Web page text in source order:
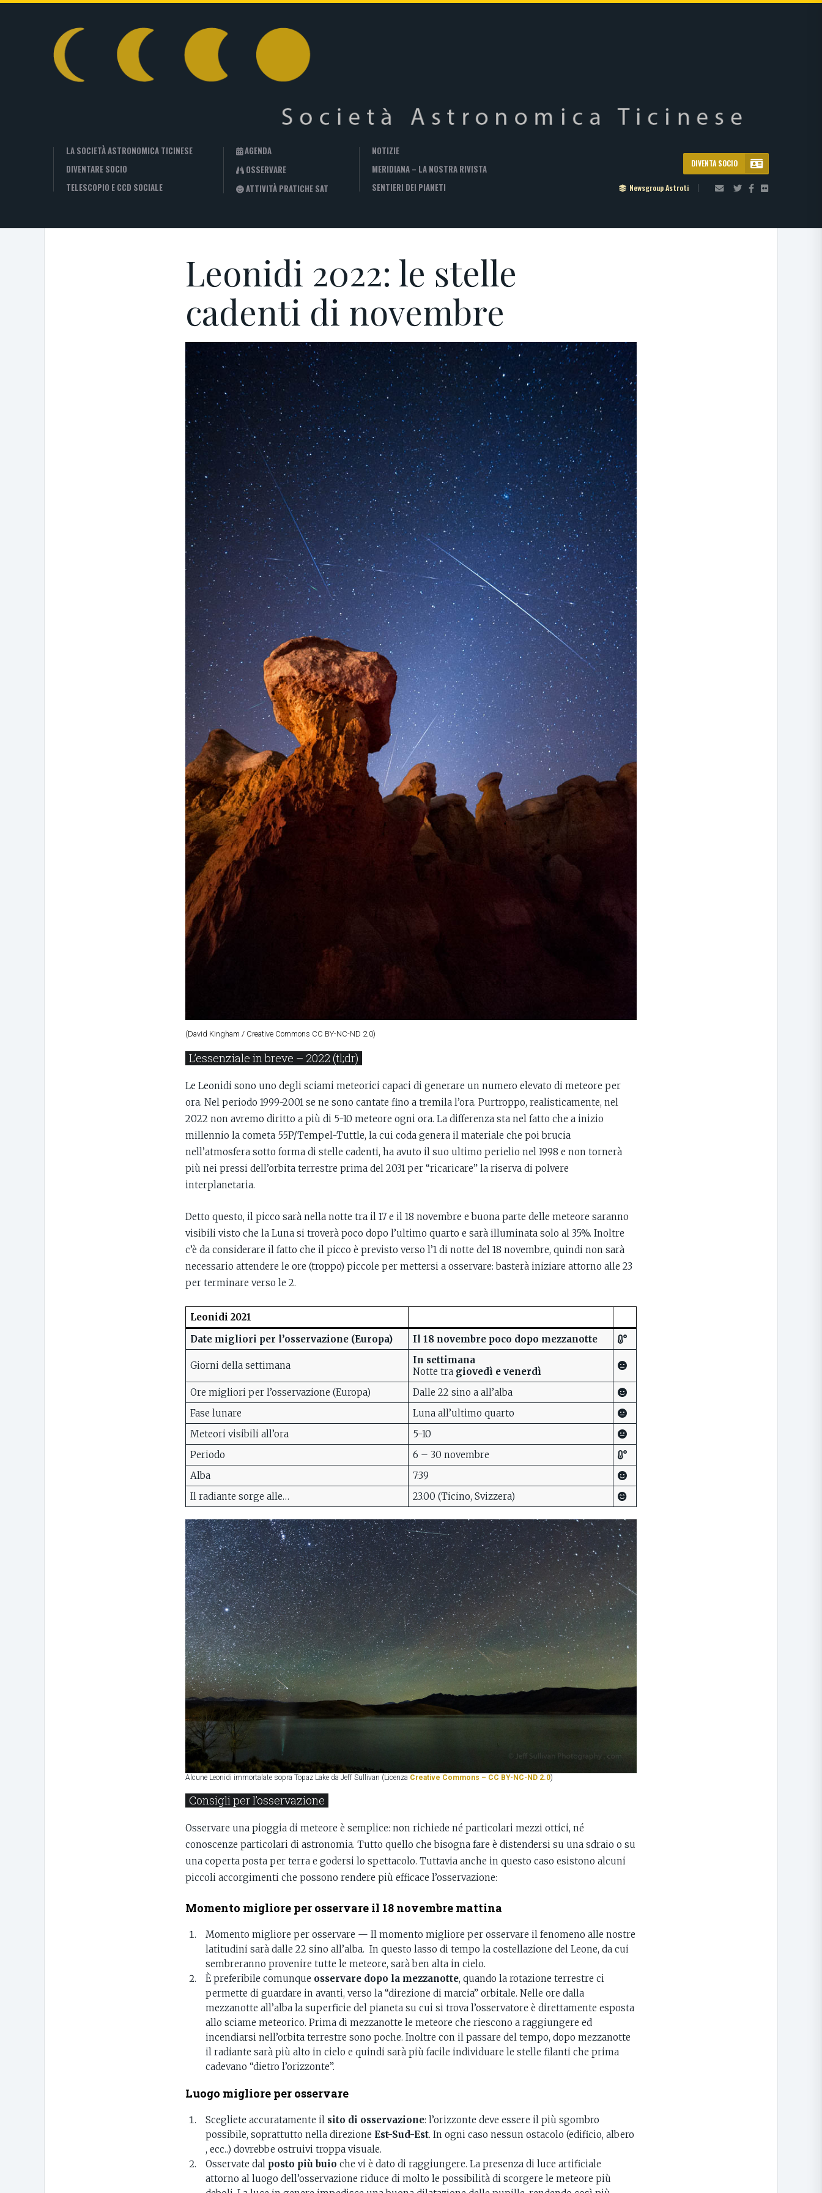
LA SOCIETÀ ASTRONOMICA TICINESE
DIVENTARE SOCIO
TELESCOPIO E CCD SOCIALE
AGENDA
OSSERVARE
ATTIVITÀ PRATICHE SAT
NOTIZIE
MERIDIANA – LA NOSTRA RIVISTA
SENTIERI DEI PIANETI
DIVENTA SOCIO
Newsgroup Astroti
Leonidi 2022: le stelle
cadenti di novembre
(David Kingham / Creative Commons CC BY-NC-ND 2.0)
L’essenziale in breve – 2022 (tl;dr)
Le Leonidi sono uno degli sciami meteorici capaci di generare un numero elevato di meteore per
ora. Nel periodo 1999-2001 se ne sono cantate fino a tremila l’ora. Purtroppo, realisticamente, nel
2022 non avremo diritto a più di 5-10 meteore ogni ora. La differenza sta nel fatto che a inizio
millennio la cometa 55P/Tempel-Tuttle, la cui coda genera il materiale che poi brucia
nell’atmosfera sotto forma di stelle cadenti, ha avuto il suo ultimo perielio nel 1998 e non tornerà
più nei pressi dell’orbita terrestre prima del 2031 per “ricaricare” la riserva di polvere
interplanetaria.
Detto questo, il picco sarà nella notte tra il 17 e il 18 novembre e buona parte delle meteore saranno
visibili visto che la Luna si troverà poco dopo l’ultimo quarto e sarà illuminata solo al 35%. Inoltre
c’è da considerare il fatto che il picco è previsto verso l’1 di notte del 18 novembre, quindi non sarà
necessario attendere le ore (troppo) piccole per mettersi a osservare: basterà iniziare attorno alle 23
per terminare verso le 2.
Leonidi 2021
Date migliori per l’osservazione (Europa)
Il 18 novembre poco dopo mezzanotte
Giorni della settimana
In settimana
Notte tra giovedì e venerdì
Ore migliori per l’osservazione (Europa)
Dalle 22 sino a all’alba
Fase lunare
Luna all’ultimo quarto
Meteori visibili all’ora
5-10
Periodo
6 – 30 novembre
Alba
7:39
Il radiante sorge alle…
23.00 (Ticino, Svizzera)
Alcune Leonidi immortalate sopra Topaz Lake da Jeff Sullivan (Licenza Creative Commons – CC BY-NC-ND 2.0)
Consigli per l’osservazione
Osservare una pioggia di meteore è semplice: non richiede né particolari mezzi ottici, né
conoscenze particolari di astronomia. Tutto quello che bisogna fare è distendersi su una sdraio o su
una coperta posta per terra e godersi lo spettacolo. Tuttavia anche in questo caso esistono alcuni
piccoli accorgimenti che possono rendere più efficace l’osservazione:
Momento migliore per osservare il 18 novembre mattina
Momento migliore per osservare — Il momento migliore per osservare il fenomeno alle nostre
latitudini sarà dalle 22 sino all’alba. In questo lasso di tempo la costellazione del Leone, da cui
sembreranno provenire tutte le meteore, sarà ben alta in cielo.
È preferibile comunque osservare dopo la mezzanotte, quando la rotazione terrestre ci
permette di guardare in avanti, verso la “direzione di marcia” orbitale. Nelle ore dalla
mezzanotte all’alba la superficie del pianeta su cui si trova l’osservatore è direttamente esposta
allo sciame meteorico. Prima di mezzanotte le meteore che riescono a raggiungere ed
incendiarsi nell’orbita terrestre sono poche. Inoltre con il passare del tempo, dopo mezzanotte
il radiante sarà più alto in cielo e quindi sarà più facile individuare le stelle filanti che prima
cadevano “dietro l’orizzonte”.
Luogo migliore per osservare
Scegliete accuratamente il sito di osservazione: l’orizzonte deve essere il più sgombro
possibile, soprattutto nella direzione Est-Sud-Est. In ogni caso nessun ostacolo (edificio, albero
, ecc..) dovrebbe ostruivi troppa visuale.
Osservate dal posto più buio che vi è dato di raggiungere. La presenza di luce artificiale
attorno al luogo dell’osservazione riduce di molto le possibilità di scorgere le meteore più